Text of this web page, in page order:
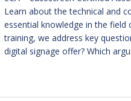
Learn about the technical and
essential knowledge in the
training, we address key
digital signage offer? Which